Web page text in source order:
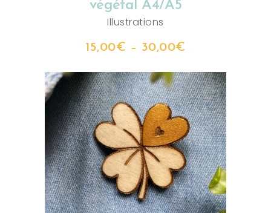
végétal A4/A5
Illustrations
15,00€ – 30,00€
AJOUTER AU PANIER